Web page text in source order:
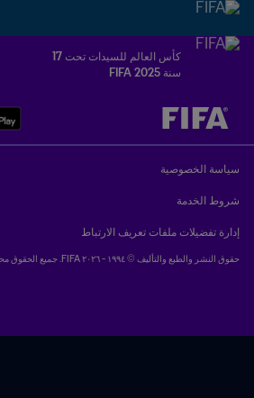
كأس العالم للسيدات تحت 17
سنة FIFA 2025
يُحدَّد لاحقاً ضد يُحدَّد لاحقاً
سياسة الخصوصية
شروط الخدمة
إدارة تفضيلات ملفات تعريف الارتباط
حقوق النشر والطبع والتأليف © ١٩٩٤ - ٢٠٢٦ FIFA. جميع الحقوق محفوظة.